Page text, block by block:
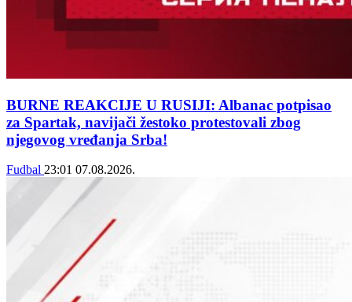
BURNE REAKCIJE U RUSIJI: Albanac potpisao
za Spartak, navijači žestoko protestovali zbog
njegovog vređanja Srba!
Fudbal 23:01 07.08.2026.